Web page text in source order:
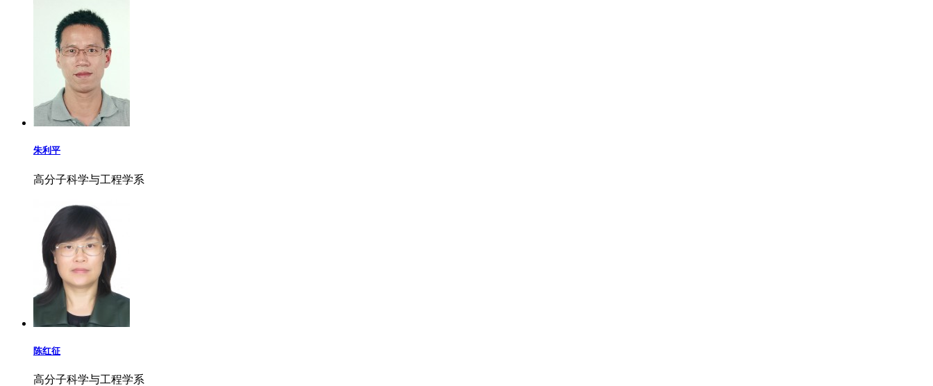
朱利平
高分子科学与工程学系
陈红征
高分子科学与工程学系